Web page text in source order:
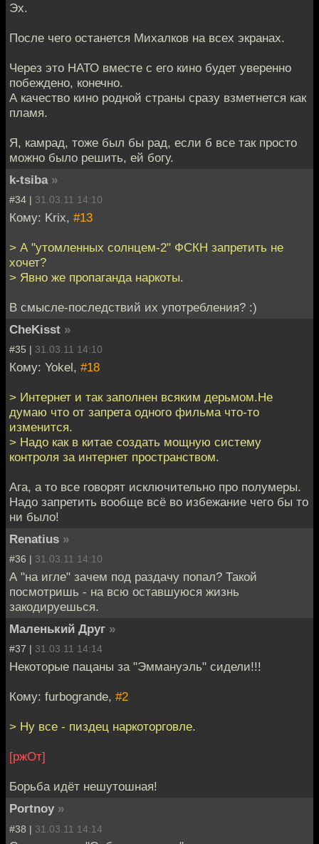
Эх.
После чего останется Михалков на всех экранах.
Через это НАТО вместе с его кино будет уверенно
побеждено, конечно.
А качество кино родной страны сразу взметнется как
пламя.
Я, камрад, тоже был бы рад, если б все так просто
можно было решить, ей богу.
k-tsiba »
#34 | 31.03.11 14:10
Кому: Krix, #13
> А "утомленных солнцем-2" ФСКН запретить не
хочет?
> Явно же пропаганда наркоты.
В смысле-последствий их употребления? :)
CheKisst »
#35 | 31.03.11 14:10
Кому: Yokel, #18
> Интернет и так заполнен всяким дерьмом.Не
думаю что от запрета одного фильма что-то
изменится.
> Надо как в китае создать мощную систему
контроля за интернет пространством.
Ага, а то все говорят исключительно про полумеры.
Надо запретить вообще всё во избежание чего бы то
ни было!
Renatius »
#36 | 31.03.11 14:10
А "на игле" зачем под раздачу попал? Такой
посмотришь - на всю оставшуюся жизнь
закодируешься.
Маленький Друг »
#37 | 31.03.11 14:14
Некоторые пацаны за "Эммануэль" сидели!!!
Кому: furbogrande, #2
> Ну все - пиздец наркоторговле.
[ржОт]
Борьба идёт нешутошная!
Portnoy »
#38 | 31.03.11 14:14